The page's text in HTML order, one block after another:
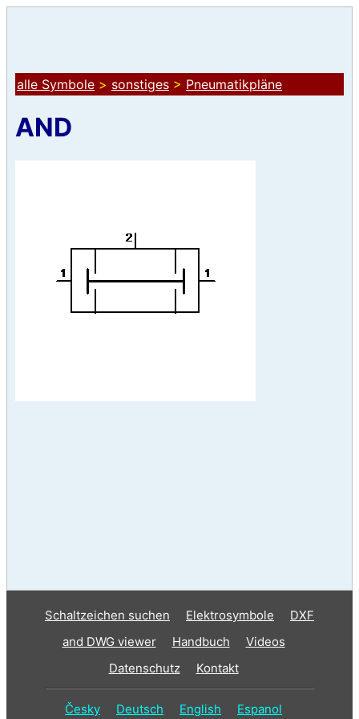
alle Symbole > sonstiges > Pneumatikpläne
AND
Schaltzeichen suchen Elektrosymbole
DXF
and DWG viewer
Handbuch
Videos
Datenschutz
Kontakt
Česky Deutsch English Espanol